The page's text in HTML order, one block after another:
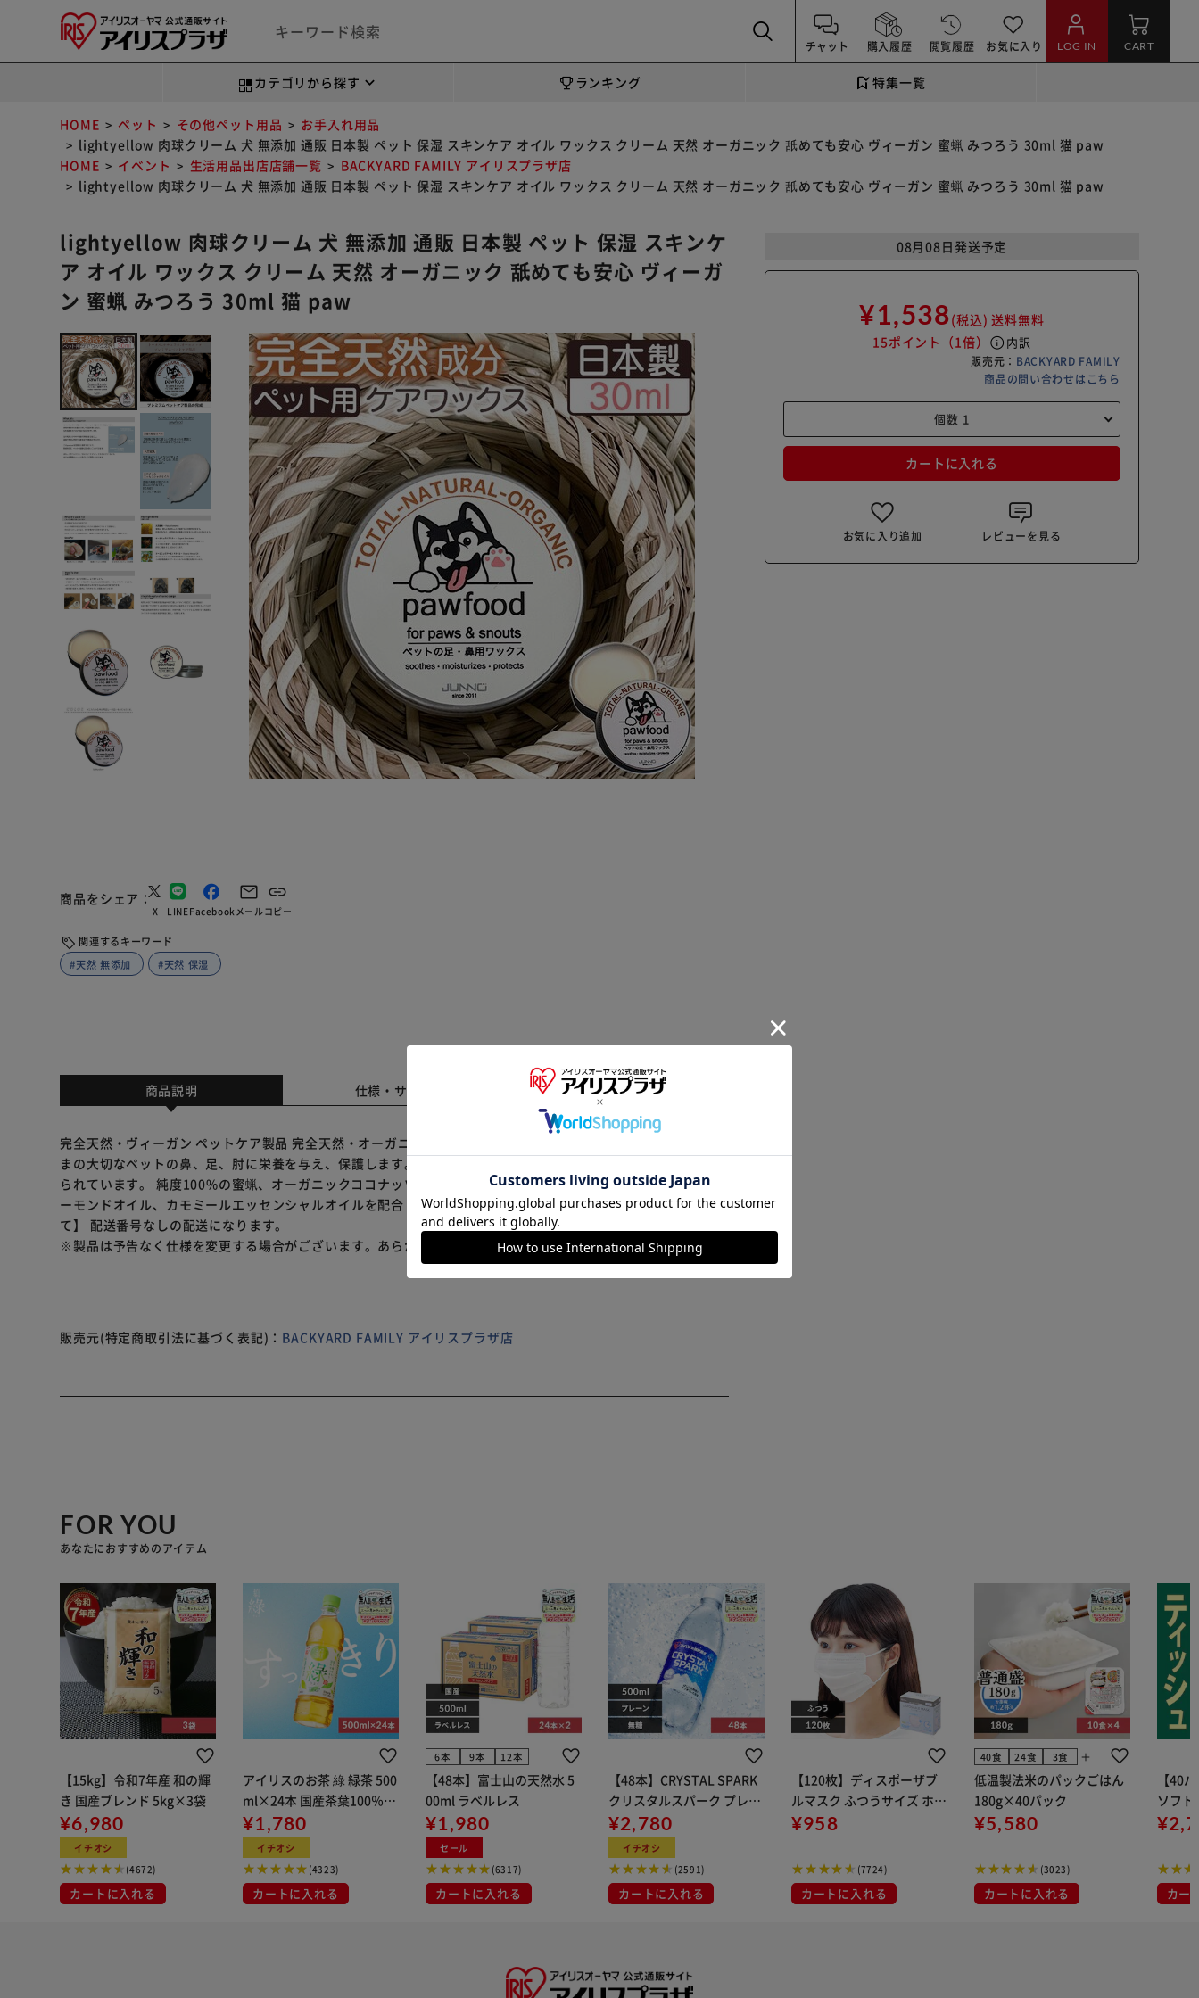
チャット 購入履歴 閲覧履歴 お気に入り LOG IN CART
カテゴリから探す ランキング 特集一覧
HOME ペット その他ペット用品
お手入れ用品
lightyellow 肉球クリーム 犬 無添加 通販 日本製 ペット 保湿 スキンケア オイル ワックス クリーム 天然 オーガニック 舐めても安心 ヴィーガン 蜜蝋 みつろう 30ml 猫 paw
HOME
イベント 生活用品出店店舗一覧
BACKYARD FAMILY アイリスプラザ店
lightyellow 肉球クリーム 犬 無添加 通販 日本製 ペット 保湿 スキンケア オイル ワックス クリーム 天然 オーガニック 舐めても安心 ヴィーガン 蜜蝋 みつろう 30ml 猫 paw
lightyellow 肉球クリーム 犬 無添加 通販 日本製 ペット 保湿 スキンケ
ア オイル ワックス クリーム 天然 オーガニック 舐めても安心 ヴィーガ
ン 蜜蝋 みつろう 30ml 猫 paw
商品をシェア
X LINEFacebookメールコピー
関連するキーワード
#天然 無添加
#天然 保湿
08月08日発送予定
¥1,538(税込) 送料無料
15ポイント （1倍） info 内訳
販売元： BACKYARD FAMILY
商品の問い合わせはこちら
カートに入れる
お気に入り追加 レビューを見る
商品説明 仕様・サイズ 商品レビュー
完全天然・ヴィーガン ペットケア製品 完全天然・オーガニック ペットの足・鼻用ワックス pawfoodは、皆さ
まの大切なペットの鼻、足、肘に栄養を与え、保護します。 防腐剤を一切使用していない高品質の天然成分で作
られています。 純度100%の蜜蝋、オーガニックココナッツオイル、オーガニックシアバター、オーガニックア
ーモンドオイル、カモミールエッセンシャルオイルを配合しています。 舐めても安全です。 【商品配送につい
て】 配送番号なしの配送になります。
※製品は予告なく仕様を変更する場合がございます。あらかじめご了承ください。
販売元(特定商取引法に基づく表記)： BACKYARD FAMILY アイリスプラザ店
FOR YOU
あなたにおすすめのアイテム
【15kg】令和7年産 和の輝
き 国産ブレンド 5kg×3袋
¥6,980
イチオシ
(4672)
カートに入れる
アイリスのお茶 綠 緑茶 500
ml×24本 国産茶葉100％使
用
¥1,780
イチオシ
(4323)
カートに入れる
6本 9本 12本
【48本】富士山の天然水 5
00ml ラベルレス
¥1,980
セール
(6317)
カートに入れる
【48本】CRYSTAL SPARK
クリスタルスパーク プレー
ン 500ml
¥2,780
イチオシ
(2591)
カートに入れる
【120枚】ディスポーザブ
ルマスク ふつうサイズ ホワ
イト 大容量 DISPOSABLE
布
¥958
(7724)
カートに入れる
40食 24食 3食 add
低温製法米のパックごはん
180g×40パック
¥5,580
(3023)
カートに入れる
【40
ソフ
組) 5
カー
※ご確認ください